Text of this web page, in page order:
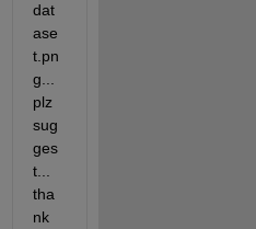
dat
ase
t.pn
g...
plz
sug
ges
t...
tha
nk